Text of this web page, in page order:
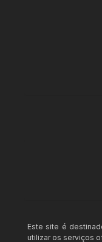
Este site é
utilizar os serviços